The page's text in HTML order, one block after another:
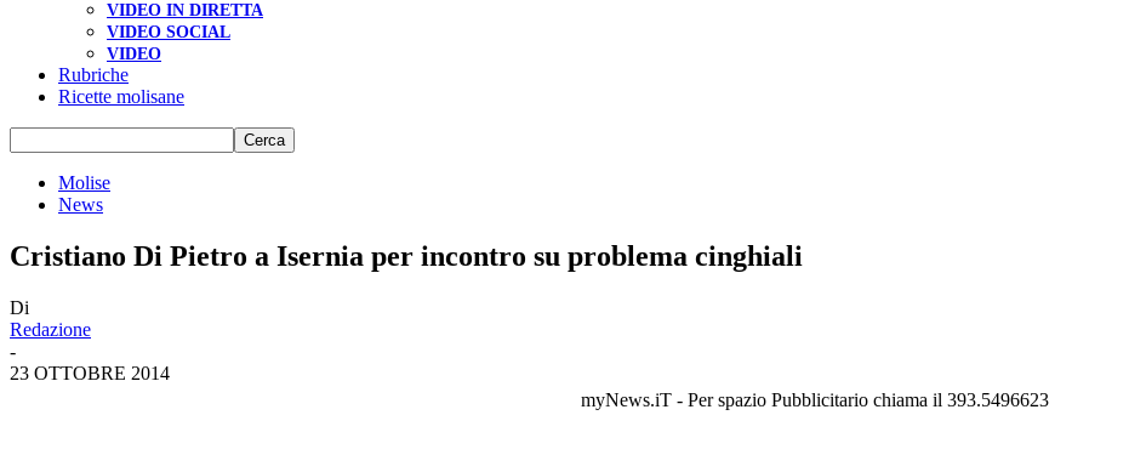
VIDEO IN DIRETTA
VIDEO SOCIAL
VIDEO
Rubriche
Ricette molisane
Molise
News
Cristiano Di Pietro a Isernia per incontro su problema cinghiali
Di
Redazione
-
23 OTTOBRE 2014
myNews.iT - Per spazio Pubblicitario chiama il 393.5496623